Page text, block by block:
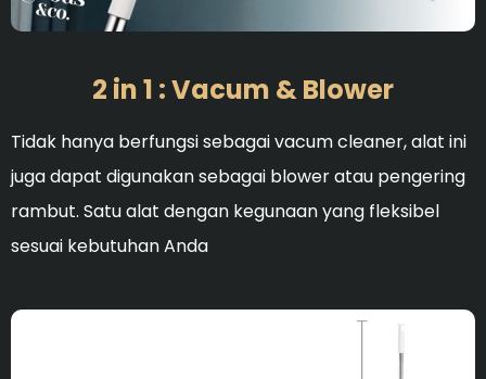
2 in 1 : Vacum & Blower
Tidak hanya berfungsi sebagai vacum cleaner, alat ini
juga dapat digunakan sebagai blower atau pengering
rambut. Satu alat dengan kegunaan yang fleksibel
sesuai kebutuhan Anda